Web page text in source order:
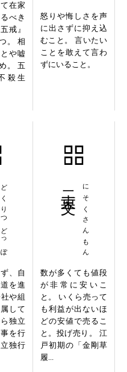
在家
べき
戒』
。 相
や嘘
。 五
殺生
怒りや悔しさを声
に出さずに抑え込
むこと。 言いたい
ことを敢えて言わ
ずにいること。
どくりつどっぽ
、自
を進
や組
して
独立
を行
独行
にそくさんもん
数が多くても値段
が非常に安いこ
と。 いくら売って
も利益が出ないほ
どの安値で売るこ
と。投げ売り。 江
戸初期の「金剛草
履...